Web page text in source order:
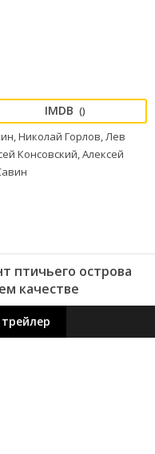
()
Николай Горлов, Лев
Консовский, Алексей
птичьего острова
качестве